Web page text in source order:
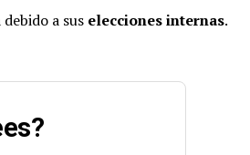
a sus elecciones internas.